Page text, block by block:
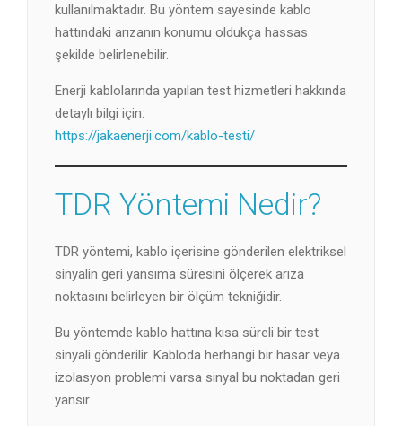
kullanılmaktadır. Bu yöntem sayesinde kablo
hattındaki arızanın konumu oldukça hassas
şekilde belirlenebilir.
Enerji kablolarında yapılan test hizmetleri hakkında
detaylı bilgi için:
https://jakaenerji.com/kablo-testi/
TDR Yöntemi Nedir?
TDR yöntemi, kablo içerisine gönderilen elektriksel
sinyalin geri yansıma süresini ölçerek arıza
noktasını belirleyen bir ölçüm tekniğidir.
Bu yöntemde kablo hattına kısa süreli bir test
sinyali gönderilir. Kabloda herhangi bir hasar veya
izolasyon problemi varsa sinyal bu noktadan geri
yansır.